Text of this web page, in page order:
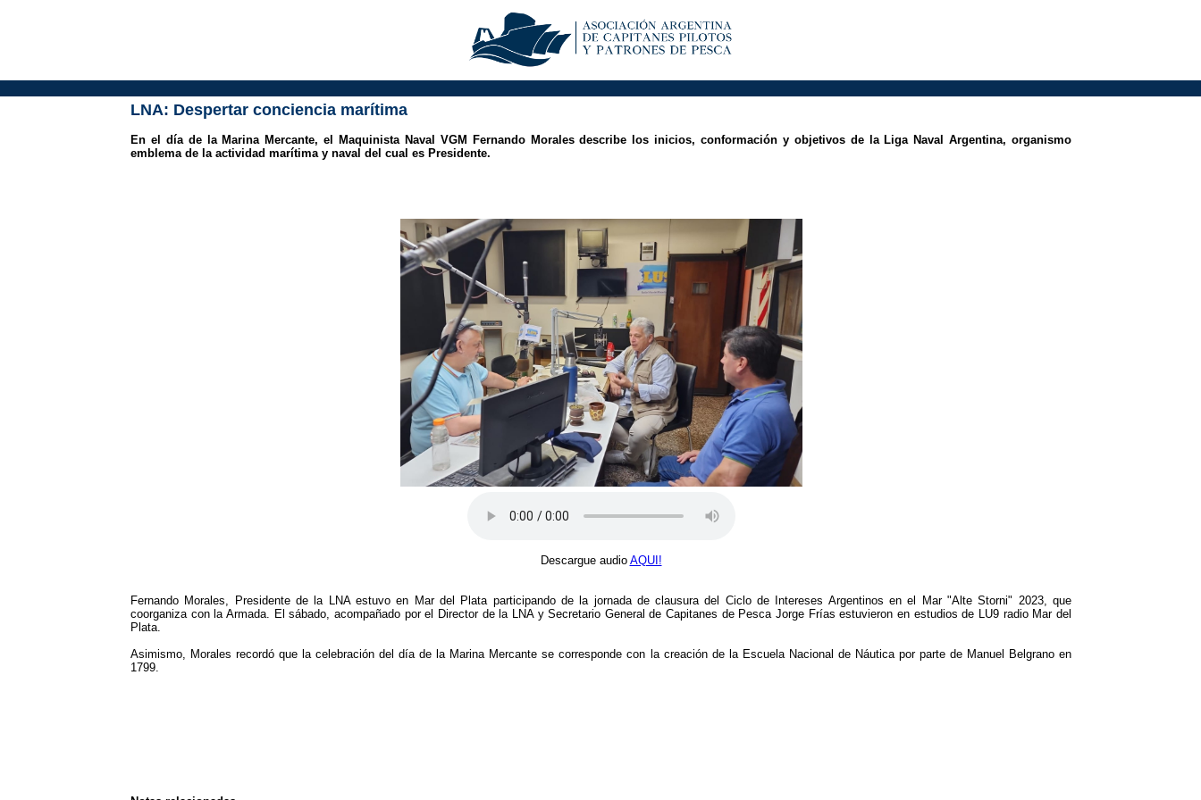
LNA: Despertar conciencia marítima
En el día de la Marina Mercante, el Maquinista Naval VGM Fernando Morales describe los inicios, conformación y objetivos de la Liga Naval Argentina, organismo
emblema de la actividad marítima y naval del cual es Presidente.
Descargue audio AQUI!
Fernando Morales, Presidente de la LNA estuvo en Mar del Plata participando de la jornada de clausura del Ciclo de Intereses Argentinos en el Mar "Alte Storni" 2023, que
coorganiza con la Armada. El sábado, acompañado por el Director de la LNA y Secretario General de Capitanes de Pesca Jorge Frías estuvieron en estudios de LU9 radio Mar del
Plata.
Asimismo, Morales recordó que la celebración del día de la Marina Mercante se corresponde con la creación de la Escuela Nacional de Náutica por parte de Manuel Belgrano en
1799.